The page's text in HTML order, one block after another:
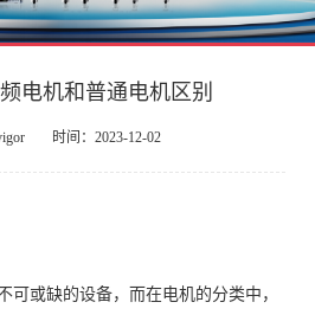
电机和普通电机区别
时间：2023-12-02
可或缺的设备，而在电机的分类中，